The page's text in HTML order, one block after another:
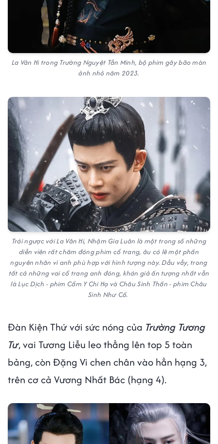
La Vân Hi trong Trường Nguyệt Tẫn Minh, bộ phim gây bão màn
ảnh nhỏ năm 2023.
Trái ngược với La Vân Hi, Nhậm Gia Luân là một trong số những
diễn viên rất chăm đóng phim cổ trang, âu có lẽ một phần
nguyên nhân vì anh phù hợp với hình tượng này. Dẫu vẫy, trong
tất cả những vai cổ trang anh đóng, khán giả ấn tượng nhất vẫn
là Lục Dịch - phim Cẩm Y Chi Hạ và Châu Sinh Thần - phim Châu
Sinh Như Cố.
Đàn Kiện Thứ với sức nóng của Trường Tương
Tư, vai Tương Liễu leo thẳng lên top 5 toàn
bảng, còn Đặng Vi chen chân vào hẳn hạng 3,
trên cơ cả Vương Nhất Bác (hạng 4).